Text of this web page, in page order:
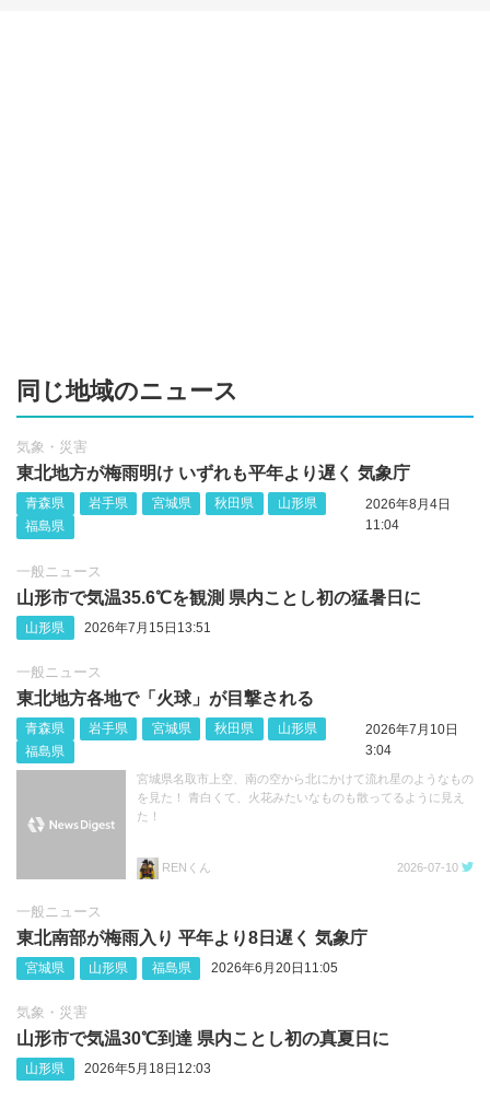
同じ地域のニュース
気象・災害
東北地方が梅雨明け いずれも平年より遅く 気象庁
青森県 岩手県 宮城県 秋田県
山形県
福島県
2026年8月4日
11:04
一般ニュース
山形市で気温35.6℃を観測 県内ことし初の猛暑日に
山形県 2026年7月15日13:51
一般ニュース
東北地方各地で「火球」が目撃される
青森県 岩手県 宮城県 秋田県
山形県
福島県
2026年7月10日
3:04
宮城県名取市上空、南の空から北にかけて流れ星のようなもの
を見た！ 青白くて、火花みたいなものも散ってるように見え
た！
RENくん 2026-07-10
一般ニュース
東北南部が梅雨入り 平年より8日遅く 気象庁
宮城県 山形県 福島県 2026年6月20日11:05
気象・災害
山形市で気温30℃到達 県内ことし初の真夏日に
山形県 2026年5月18日12:03